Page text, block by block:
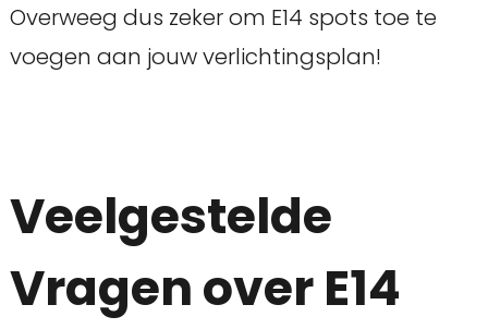
Overweeg dus zeker om E14 spots toe te
voegen aan jouw verlichtingsplan!
Veelgestelde
Vragen over E14